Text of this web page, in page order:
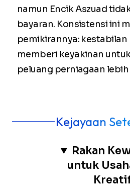
namun Encik Aszuad
bayaran. Konsistensi ini
pemikirannya: kestabilan
memberi keyakinan
peluang perniagaan lebih
Rakan
untuk